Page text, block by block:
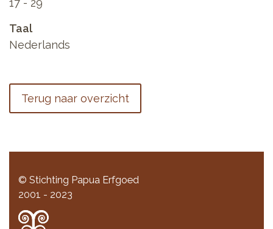
17 - 29
Taal
Nederlands
Terug naar overzicht
© Stichting Papua Erfgoed
2001 - 2023